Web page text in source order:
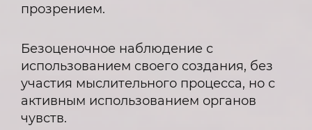
прозрением.
Безоценочное наблюдение с
использованием своего создания, без
участия мыслительного процесса, но с
активным использованием органов
чувств.